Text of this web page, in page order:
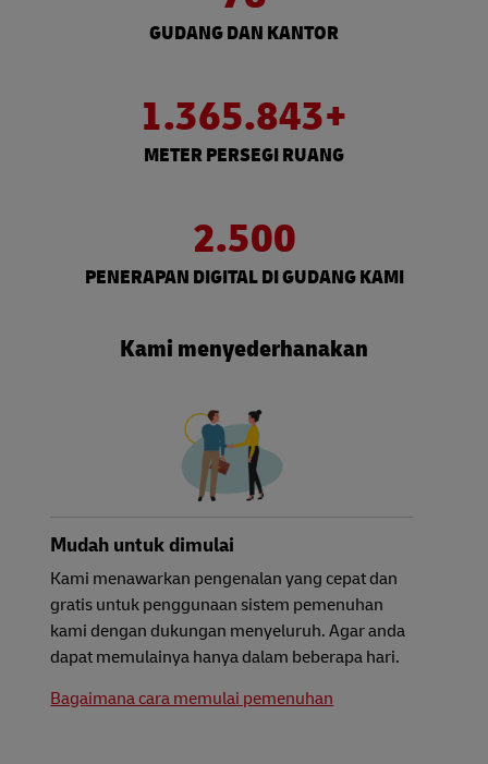
GUDANG DAN KANTOR
1.365.843+
METER PERSEGI RUANG
2.500
PENERAPAN DIGITAL DI GUDANG KAMI
Kami menyederhanakan
Mudah untuk dimulai
Kami menawarkan pengenalan yang cepat dan
gratis untuk penggunaan sistem pemenuhan
kami dengan dukungan menyeluruh. Agar anda
dapat memulainya hanya dalam beberapa hari.
Bagaimana cara memulai pemenuhan